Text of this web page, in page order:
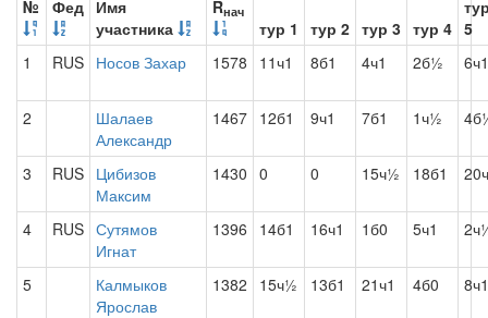
№ Фед Имя
участника
Rнач
тур 1 тур 2 тур 3 тур 4 5
1
RUS Носов Захар 1578 11ч1 8б1 4ч1 2б½ 6ч1
2
Шалаев
Александр
1467 12б1 9ч1 7б1 1ч½
3 RUS Цибизов
Максим
1430 0 0 15ч½ 18б1
4 RUS Сутямов
Игнат
1396 14б1 16ч1 1б0 5ч1
5
Калмыков
Ярослав
1382 15ч½ 13б1 21ч1 4б0 8ч1